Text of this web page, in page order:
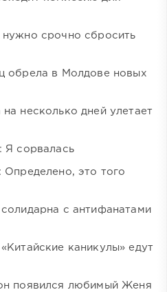
срочно сбросить
обрела в Молдове новых
несколько дней улетает
Я сорвалась
Определено, это того
с антифанатами
каникулы» едут
появился любимый Женя